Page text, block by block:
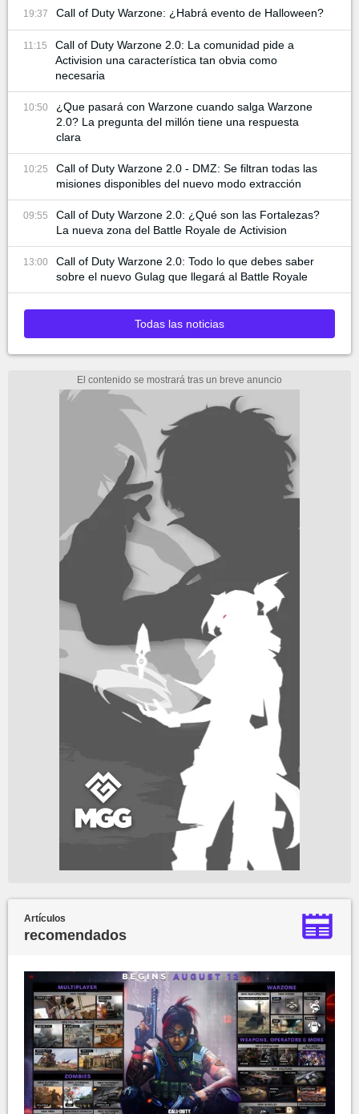
19:37 Call of Duty Warzone: ¿Habrá evento de Halloween?
11:15
Call of Duty Warzone 2.0: La comunidad pide a
Activision una característica tan obvia como
necesaria
10:50
¿Que pasará con Warzone cuando salga Warzone
2.0? La pregunta del millón tiene una respuesta
clara
10:25
Call of Duty Warzone 2.0 - DMZ: Se filtran todas las
misiones disponibles del nuevo modo extracción
09:55
Call of Duty Warzone 2.0: ¿Qué son las Fortalezas?
La nueva zona del Battle Royale de Activision
13:00
Call of Duty Warzone 2.0: Todo lo que debes saber
sobre el nuevo Gulag que llegará al Battle Royale
Todas las noticias
Artículos
recomendados